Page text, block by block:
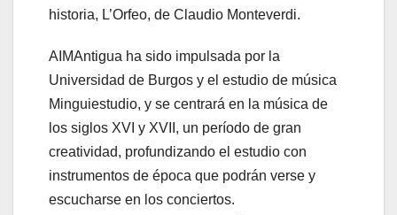
historia, L’Orfeo, de Claudio Monteverdi.
AIMAntigua ha sido impulsada por la
Universidad de Burgos y el estudio de música
Minguiestudio, y se centrará en la música de
los siglos XVI y XVII, un período de gran
creatividad, profundizando el estudio con
instrumentos de época que podrán verse y
escucharse en los conciertos.